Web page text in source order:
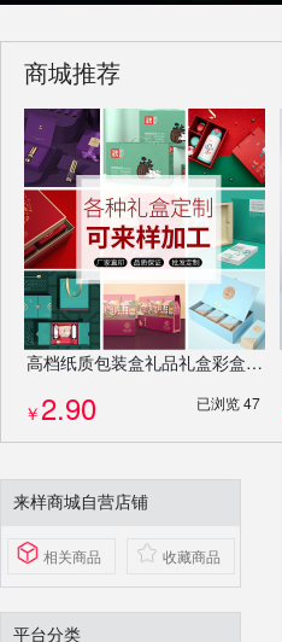
商城推荐
高档纸质包装盒礼品礼盒彩盒小包装盒彩印瓦楞盒免费设计排版定制定做
￥2.90 已浏览 47
来样商城自营店铺
相关商品 收藏商品
平台分类